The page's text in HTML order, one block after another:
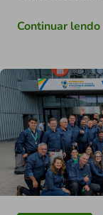
Continuar lendo